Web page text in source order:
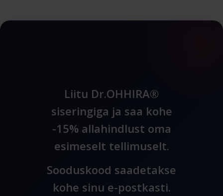
Liitu Dr.OHHIRA®
siseringiga ja saa kohe
-15% allahindlust oma
esimeselt tellimuselt.
Sooduskood saadetakse
kohe sinu e-postkasti.